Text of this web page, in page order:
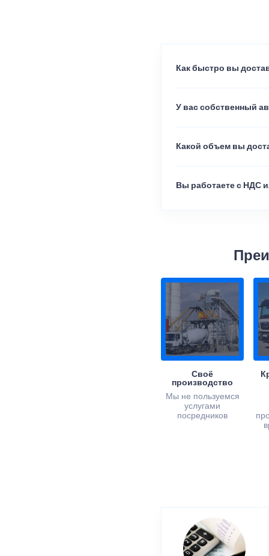
Как быстро вы
У вас собственный
Какой объем вы
Вы работаете с НДС
Своё
производство
Мы не пользуемся
услугами
посредников